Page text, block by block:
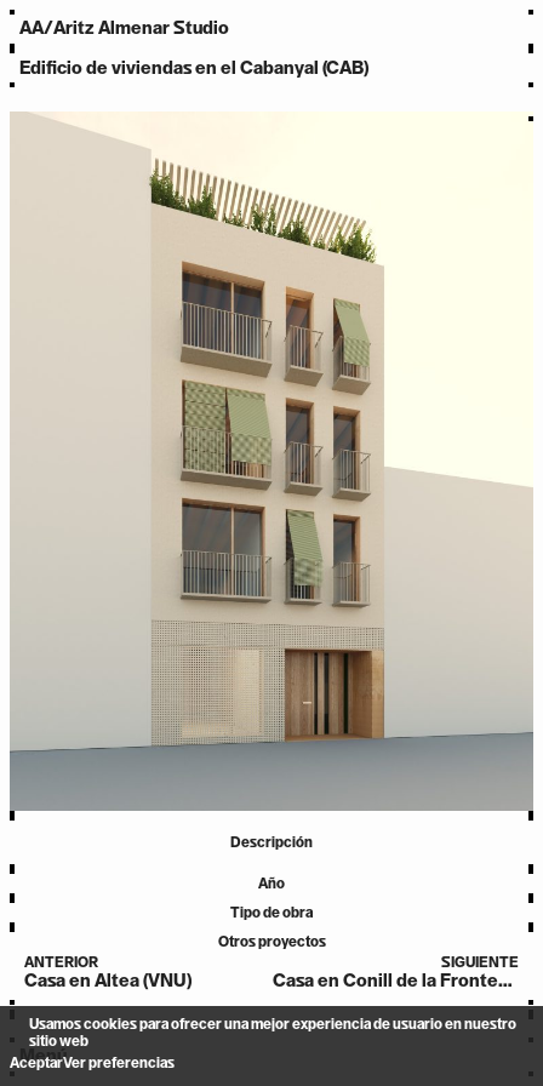
Usamos cookies para ofrecer una mejor experiencia de usuario en nuestro
sitio web
AceptarVer preferencias
AA/Aritz Almenar Studio
Edificio de viviendas en el Cabanyal (CAB)
Descripción
Año
Tipo de obra
Otros proyectos
ANTERIOR
Casa en Altea (VNU)
SIGUIENTE
Casa en Conill de la Frontera (ROC)
Menú